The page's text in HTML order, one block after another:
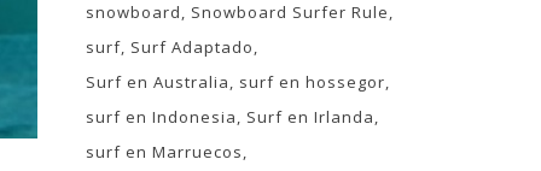
snowboard
Snowboard Surfer Rule
surf Surf Adaptado
Surf en Australia
surf en hossegor
surf en Indonesia
Surf en Irlanda
surf en Marruecos